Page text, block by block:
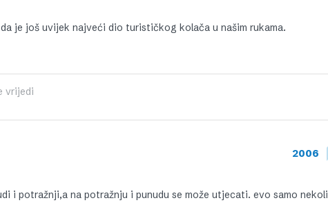
je još uvijek najveći dio turističkog kolača u našim rukama.
vrijedi
2006
i potražnji,a na potražnju i punudu se može utjecati. evo samo